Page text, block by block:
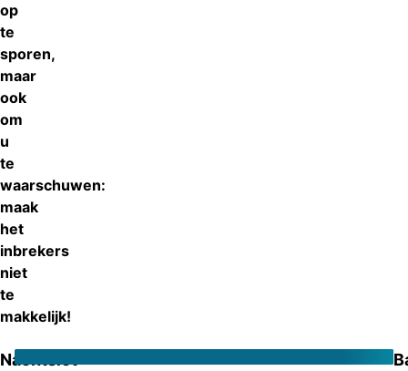
op
te
sporen,
maar
ook
om
u
te
waarschuwen:
maak
het
inbrekers
niet
te
makkelijk!
Nachtslot